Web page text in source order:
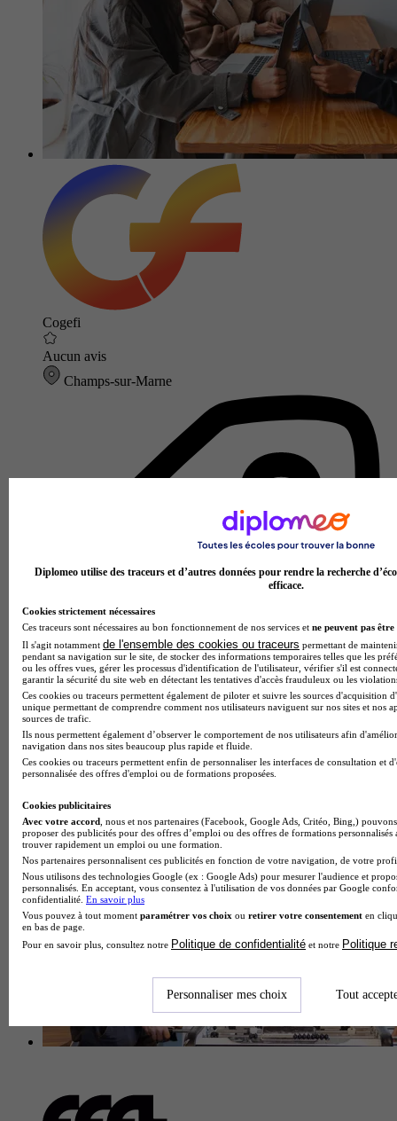
Cogefi
Aucun avis
Champs-sur-Marne
École de gestion et de commerce
Voir l’établissement
Diplomeo utilise des traceurs et d’autres données pour rendre la recherche
efficace.
Cookies strictement nécessaires
Ces traceurs sont nécessaires au bon fonctionnement de nos services et ne peuvent pas être
Il s'agit notamment de l'ensemble des cookies ou traceurs permettant de
pendant sa navigation sur le site, de stocker des informations temporaires telles que les
ou les offres vues, gérer les processus d'identification de l'utilisateur, vérifier s'il est
garantir la sécurité du site web en détectant les tentatives d'accès frauduleux ou les
Ces cookies ou traceurs permettent également de piloter et suivre les sources d'acquisition
unique permettant de comprendre comment nos utilisateurs naviguent sur nos sites et nos
sources de trafic.
Ils nous permettent également d’observer le comportement de nos utilisateurs afin
navigation dans nos sites beaucoup plus rapide et fluide.
Ces cookies ou traceurs permettent enfin de personnaliser les interfaces de consultation et
personnalisée des offres d'emploi ou de formations proposées.
Cookies publicitaires
Avec votre accord , nous et nos partenaires (Facebook, Google Ads, Critéo, Bing,)
proposer des publicités pour des offres d’emploi ou des offres de formations
trouver rapidement un emploi ou une formation.
Nos partenaires personnalisent ces publicités en fonction de votre navigation, de votre
Nous utilisons des technologies Google (ex : Google Ads) pour mesurer l'audience et
personnalisés. En acceptant, vous consentez à l'utilisation de vos données par Google
confidentialité. En savoir plus
Vous pouvez à tout moment paramétrer vos choix ou retirer votre consentement en
en bas de page.
Pour en savoir plus, consultez notre Politique de confidentialité et notre Politique
Personnaliser mes choix Tout